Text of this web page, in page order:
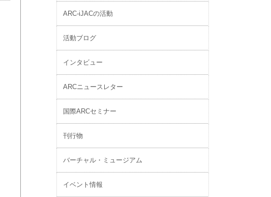
ARC-iJACの活動
活動ブログ
インタビュー
ARCニュースレター
国際ARCセミナー
刊行物
バーチャル・ミュージアム
イベント情報